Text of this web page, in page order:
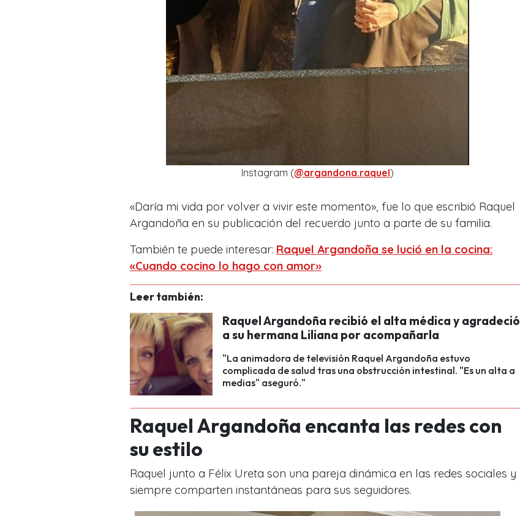
Instagram (@argandona.raquel)
«Daría mi vida por volver a vivir este momento», fue lo que escribió Raquel
Argandoña en su publicación del recuerdo junto a parte de su familia.
También te puede interesar: Raquel Argandoña se lució en la cocina:
«Cuando cocino lo hago con amor»
Leer también:
Raquel Argandoña recibió el alta médica y agradeció
a su hermana Liliana por acompañarla
"La animadora de televisión Raquel Argandoña estuvo
complicada de salud tras una obstrucción intestinal. "Es un alta a
medias" aseguró."
Raquel Argandoña encanta las redes con
su estilo
Raquel junto a Félix Ureta son una pareja dinámica en las redes sociales y
siempre comparten instantáneas para sus seguidores.